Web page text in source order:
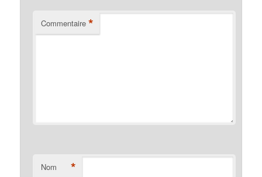
Commentaire *
Nom *